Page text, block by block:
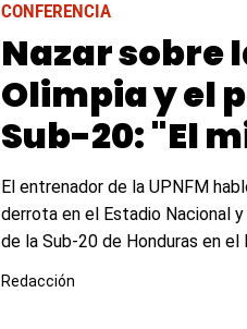
CONFERENCIA
Nazar sobre
Olimpia y el
Sub-20: "El
El entrenador de la UPNFM
derrota en el Estadio Nacional
de la Sub-20 de Honduras en el
Redacción